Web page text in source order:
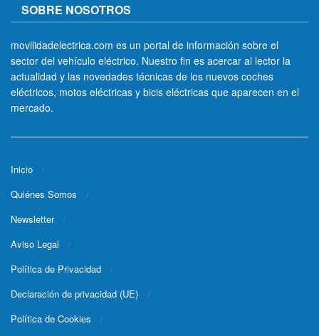
SOBRE NOSOTROS
movilidadelectrica.com es un portal de información sobre el
sector del vehículo eléctrico. Nuestro fin es acercar al lector la
actualidad y las novedades técnicas de los nuevos coches
eléctricos, motos eléctricas y bicis eléctricas que aparecen en el
mercado.
Inicio
Quiénes Somos
Newsletter
Aviso Legal
Política de Privacidad
Declaración de privacidad (UE)
Política de Cookies